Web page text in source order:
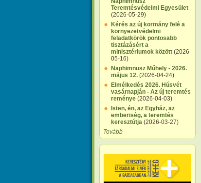
Teremtésvédelmi Egyesület
(2026-05-29)
Kérés az új kormány felé a
környezetvédelmi
feladatkörök pontosabb
tisztázásért a
minisztériumok között (2026-
05-16)
Naphimnusz Műhely - 2026.
május 12. (2026-04-24)
Elmélkedés 2026. Húsvét
vasárnapján - Az új teremtés
reménye (2026-04-03)
Isten, én, az Egyház, az
emberiség, a teremtés
keresztútja (2026-03-27)
Tovább